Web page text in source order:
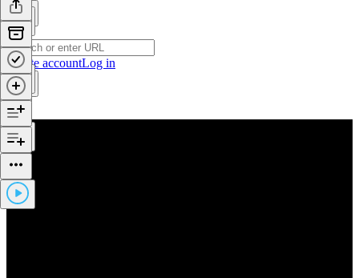
Create accountLog in